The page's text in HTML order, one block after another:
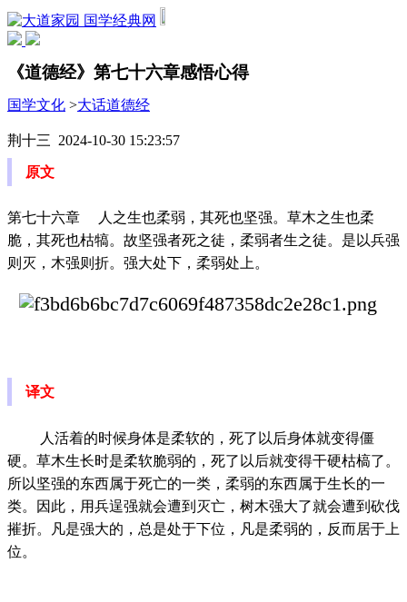
国学经典网
《道德经》第七十六章感悟心得
国学文化 >大话道德经
荆十三 2024-10-30 15:23:57
原文
第七十六章 人之生也柔弱，其死也坚强。草木之生也柔
脆，其死也枯犒。故坚强者死之徒，柔弱者生之徒。是以兵强
则灭，木强则折。强大处下，柔弱处上。
译文
人活着的时候身体是柔软的，死了以后身体就变得僵
硬。草木生长时是柔软脆弱的，死了以后就变得干硬枯槁了。
所以坚强的东西属于死亡的一类，柔弱的东西属于生长的一
类。因此，用兵逞强就会遭到灭亡，树木强大了就会遭到砍伐
摧折。凡是强大的，总是处于下位，凡是柔弱的，反而居于上
位。